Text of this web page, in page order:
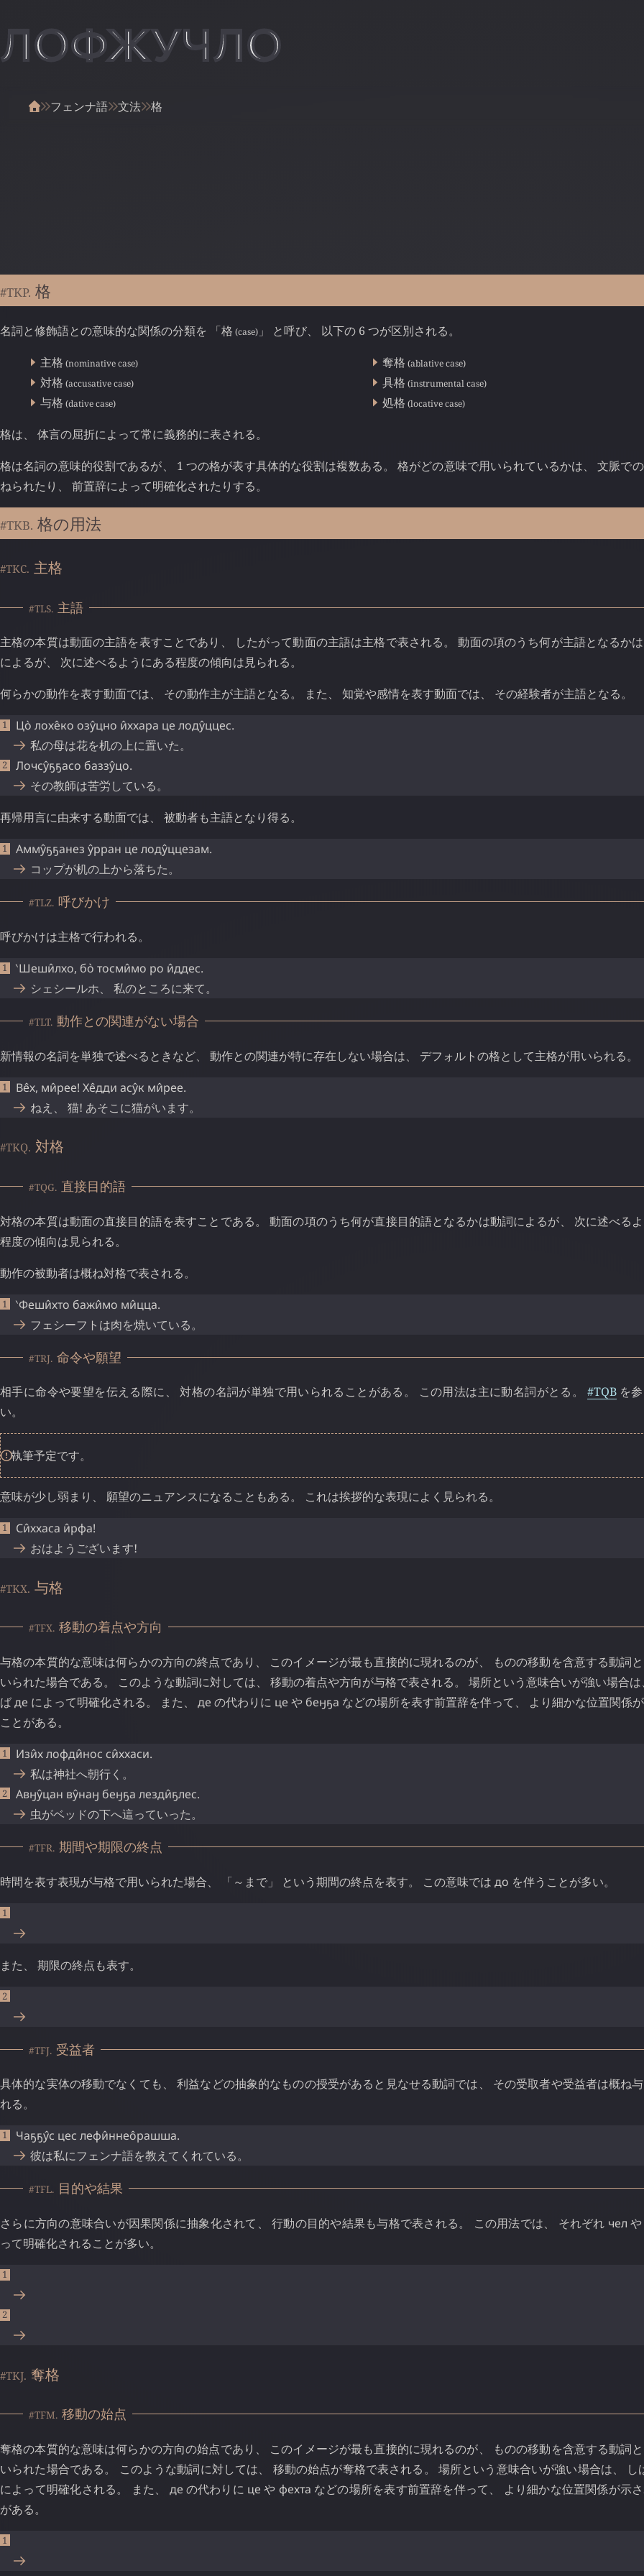
ЛОФЖУЧЛО
フェンナ語 文法 格
#TKP. 格
名詞と修飾語との意味的な関係の分類を 「格 (case) 」 と呼び、 以下の 6 つが区別される。
主格 (nominative case)
対格 (accusative case)
与格 (dative case)
奪格 (ablative case)
具格 (instrumental case)
処格 (locative case)
格は、 体言の屈折によって常に義務的に表される。
格は名詞の意味的役割であるが、 1 つの格が表す具体的な役割は複数ある。 格がどの意味で用いられているかは、 文脈で
ねられたり、 前置辞によって明確化されたりする。
#TKB. 格の用法
#TKC. 主格
#TLS. 主語
主格の本質は動面の主語を表すことであり、 したがって動面の主語は主格で表される。 動面の項のうち何が主語となるか
によるが、 次に述べるようにある程度の傾向は見られる。
何らかの動作を表す動面では、 その動作主が主語となる。 また、 知覚や感情を表す動面では、 その経験者が主語となる。
Цо̀ лохе̂ко озу̂цно и̂ххара це лоду̂ццес.
私の母は花を机の上に置いた。
Лочсу̂ҕҕасо баззу̂цо.
その教師は苦労している。
再帰用言に由来する動面では、 被動者も主語となり得る。
Амму̂ҕҕанез у̂рран це лоду̂ццезам.
コップが机の上から落ちた。
#TLZ. 呼びかけ
呼びかけは主格で行われる。
‵Шеши̂лхо, бо̀ тосми̂мо ро и̂ддес.
シェシールホ、 私のところに来て。
#TLT. 動作との関連がない場合
新情報の名詞を単独で述べるときなど、 動作との関連が特に存在しない場合は、 デフォルトの格として主格が用いられる。
Ве̂х, ми̂рее! Хе̂дди асу̂к ми̂рее.
ねえ、 猫! あそこに猫がいます。
#TKQ. 対格
#TQG. 直接目的語
対格の本質は動面の直接目的語を表すことである。 動面の項のうち何が直接目的語となるかは動詞によるが、 次に述べる
程度の傾向は見られる。
動作の被動者は概ね対格で表される。
‵Феши̂хто бажи̂мо ми̂цца.
フェシーフトは肉を焼いている。
#TRJ. 命令や願望
相手に命令や要望を伝える際に、 対格の名詞が単独で用いられることがある。 この用法は主に動名詞がとる。 #TQBを
い。
執筆予定です。
意味が少し弱まり、 願望のニュアンスになることもある。 これは挨拶的な表現によく見られる。
Си̂ххаса и̂рфа!
おはようございます!
#TKX. 与格
#TFX. 移動の着点や方向
与格の本質的な意味は何らかの方向の終点であり、 このイメージが最も直接的に現れるのが、 ものの移動を含意する動詞
いられた場合である。 このような動詞に対しては、 移動の着点や方向が与格で表される。 場所という意味合いが強い場合
ばде によって明確化される。 また、 де の代わりに це や беӈҕа などの場所を表す前置辞を伴って、 より細かな位置関係
ことがある。
Изи̂хлофди̂нос си̂ххаси.
私は神社へ朝行く。
Авӈу̂цан ву̂наӈ беӈҕа лезди̂ҕлес.
虫がベッドの下へ這っていった。
#TFR. 期間や期限の終点
時間を表す表現が与格で用いられた場合、 「～まで」 という期間の終点を表す。 この意味では до を伴うことが多い。
また、 期限の終点も表す。
#TFJ. 受益者
具体的な実体の移動でなくても、 利益などの抽象的なものの授受があると見なせる動詞では、 その受取者や受益者は概ね
れる。
Чаҕҕу̂с цес лефи̂ннео̂рашша.
彼は私にフェンナ語を教えてくれている。
#TFL. 目的や結果
さらに方向の意味合いが因果関係に抽象化されて、 行動の目的や結果も与格で表される。 この用法では、 それぞれ чел
って明確化されることが多い。
#TKJ. 奪格
#TFM. 移動の始点
奪格の本質的な意味は何らかの方向の始点であり、 このイメージが最も直接的に現れるのが、 ものの移動を含意する動詞
いられた場合である。 このような動詞に対しては、 移動の始点が奪格で表される。 場所という意味合いが強い場合は、
によって明確化される。 また、 де の代わりに це や фехта などの場所を表す前置辞を伴って、 より細かな位置関係が示
がある。